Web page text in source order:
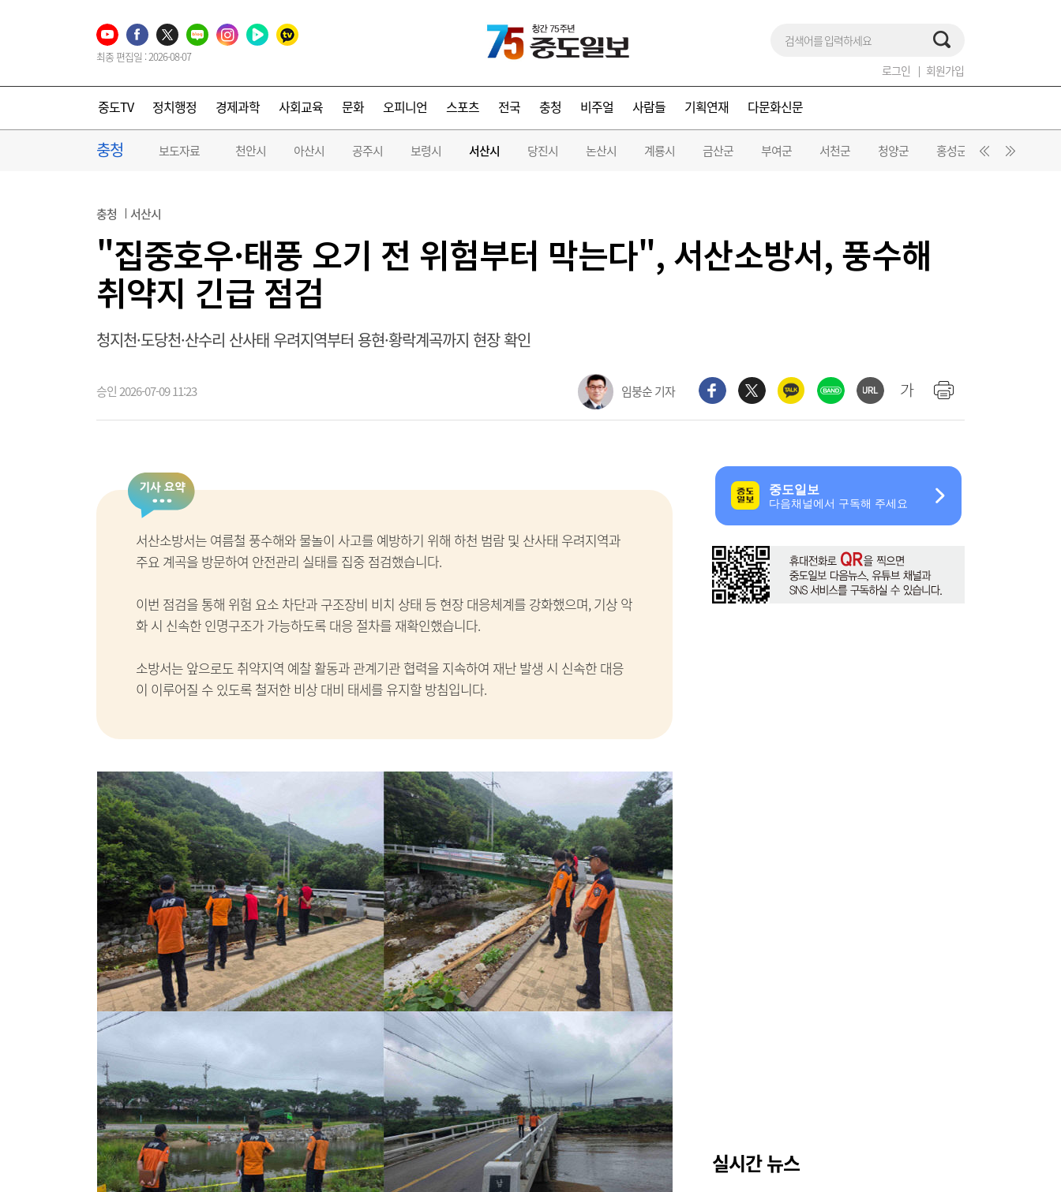
최종 편집일 : 2026-08-07
로그인 회원가입
중도TV 정치행정 경제과학 사회교육 문화 오피니언 스포츠 전국 충청 비주얼 사람들 기획연재 다문화신문
충청 보도자료 천안시 아산시 공주시 보령시 서산시 당진시 논산시 계룡시 금산군 부여군 서천군 청양군 홍성군 예산군
충청 서산시
"집중호우·태풍 오기 전 위험부터 막는다", 서산소방서, 풍수해
취약지 긴급 점검
청지천·도당천·산수리 산사태 우려지역부터 용현·황락계곡까지 현장 확인
승인 2026-07-09 11:23 임붕순 기자
서산소방서는 여름철 풍수해와 물놀이 사고를 예방하기 위해 하천 범람 및 산사태 우려지역과
주요 계곡을 방문하여 안전관리 실태를 집중 점검했습니다.
이번 점검을 통해 위험 요소 차단과 구조장비 비치 상태 등 현장 대응체계를 강화했으며, 기상 악
화 시 신속한 인명구조가 가능하도록 대응 절차를 재확인했습니다.
소방서는 앞으로도 취약지역 예찰 활동과 관계기관 협력을 지속하여 재난 발생 시 신속한 대응
이 이루어질 수 있도록 철저한 비상 대비 태세를 유지할 방침입니다.
실시간 뉴스
8시간전 계룡시, 성과관리 개편으로 행정 혁신 가속화